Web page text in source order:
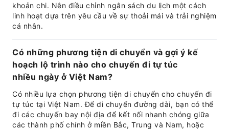
khoản chi. Nên điều chỉnh ngân sách du lịch một cách
linh hoạt dựa trên yêu cầu về sự thoải mái và trải nghiệm
cá nhân.
Có những phương tiện di chuyển và gợi ý kế
hoạch lộ trình nào cho chuyến đi tự túc
nhiều ngày ở Việt Nam?
Có nhiều lựa chọn phương tiện di chuyển cho chuyến đi
tự túc tại Việt Nam. Để di chuyển đường dài, bạn có thể
đi các chuyến bay nội địa để kết nối nhanh chóng giữa
các thành phố chính ở miền Bắc, Trung và Nam, hoặc